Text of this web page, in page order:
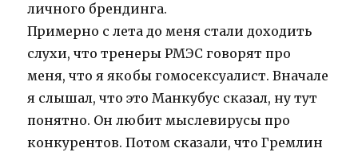
личного брендинга.
Примерно с лета до меня стали доходить
слухи, что тренеры РМЭС говорят про
меня, что я якобы гомосексуалист. Вначале
я слышал, что это Манкубус сказал, ну тут
понятно. Он любит мыслевирусы про
конкурентов. Потом сказали, что Гремлин